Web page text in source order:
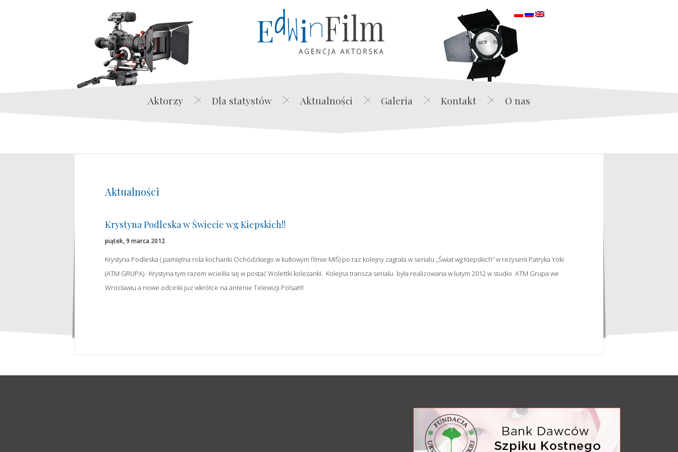
Edwin Film Agencja Aktorska
Aktorzy Dla statystów Aktualności Galeria Kontakt O nas
Aktualności
Krystyna Podleska w Świecie wg Kiepskich!!
piątek, 9 marca 2012
Krystyna Podleska ( pamiętna rola kochanki Ochódzkiego w kultowym filmie MIŚ) po raz kolejny zagrała w serialu „Świat wg Kiepskich” w reżyserii Patryka Yoki
(ATM GRUPA) . Krystyna tym razem wcieliła się w postać Wolettki koleżanki. Kolejna transza serialu była realizowana w lutym 2012 w studio ATM Grupa we
Wrocławiu a nowe odcinki juz wkrótce na antenie Telewizji Polsat!!!